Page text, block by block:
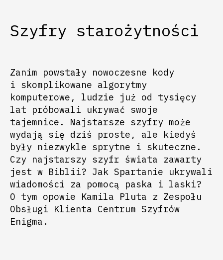
Szyfry starożytności
Zanim powstały nowoczesne kody
i skomplikowane algorytmy
komputerowe, ludzie już od tysięcy
lat próbowali ukrywać swoje
tajemnice. Najstarsze szyfry może
wydają się dziś proste, ale kiedyś
były niezwykle sprytne i skuteczne.
Czy najstarszy szyfr świata zawarty
jest w Biblii? Jak Spartanie ukrywali
wiadomości za pomocą paska i laski?
O tym opowie Kamila Pluta z Zespołu
Obsługi Klienta Centrum Szyfrów
Enigma.